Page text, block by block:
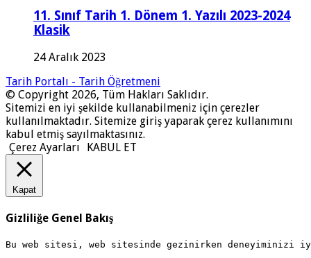
11. Sınıf Tarih 1. Dönem 1. Yazılı 2023-2024
Klasik
24 Aralık 2023
Tarih Portalı - Tarih Öğretmeni
© Copyright 2026, Tüm Hakları Saklıdır.
Sitemizi en iyi şekilde kullanabilmeniz için çerezler
kullanılmaktadır. Sitemize giriş yaparak çerez kullanımını
kabul etmiş sayılmaktasınız.
Çerez Ayarları
KABUL ET
Kapat
Gizliliğe Genel Bakış
Bu web sitesi, web sitesinde gezinirken deneyiminizi